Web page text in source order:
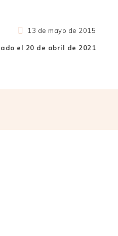
13 de mayo de 2015
el 20 de abril de 2021